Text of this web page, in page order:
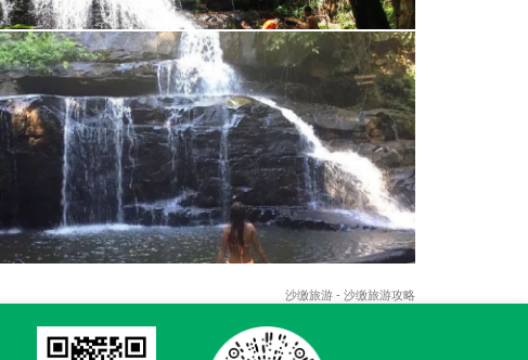
沙缴旅游 - 沙缴旅游攻略